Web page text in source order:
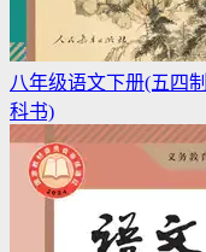
八年级语文下册(五四
科书)